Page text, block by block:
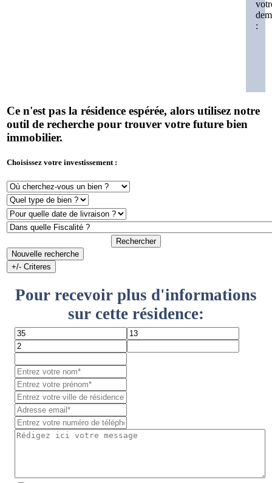
:
Ce n'est pas la résidence espérée, alors utilisez notre
outil de recherche pour trouver votre future bien
immobilier.
Choisissez votre investissement :
Rechercher
Nouvelle recherche
+/- Criteres
Pour recevoir plus d'informations
sur cette résidence: